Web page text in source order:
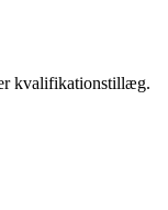
kvalifikationstillæg.